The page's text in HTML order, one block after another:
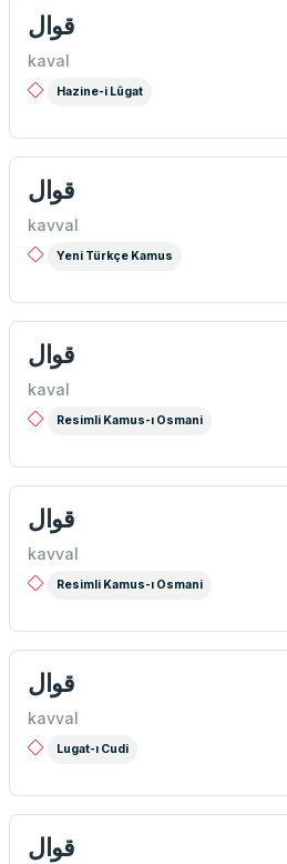
قوال
kaval
Hazine-i Lûgat
قوال
kavval
Yeni Türkçe Kamus
قوال
kaval
Resimli Kamus-ı Osmani
قوال
kavval
Resimli Kamus-ı Osmani
قوال
kavval
Lugat-ı Cudi
قوال